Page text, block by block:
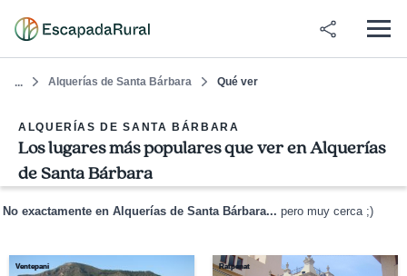
... Alquerías de Santa Bárbara Qué ver
ALQUERÍAS DE SANTA BÁRBARA
Los lugares más populares que ver en Alquerías
de Santa Bárbara
No exactamente en Alquerías de Santa Bárbara... pero muy cerca ;)
Ventepani Ratpenat